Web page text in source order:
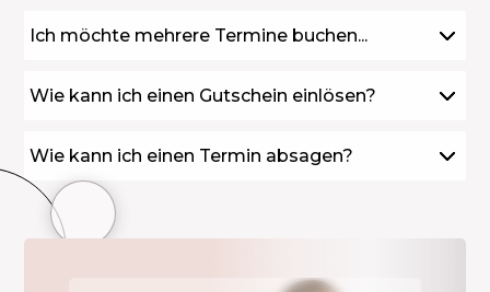
Ich möchte mehrere Termine buchen...
Wie kann ich einen Gutschein einlösen?
Wie kann ich einen Termin absagen?